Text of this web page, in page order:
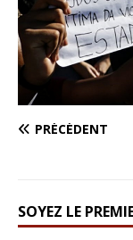
PRÉCÉDENT
SOYEZ LE